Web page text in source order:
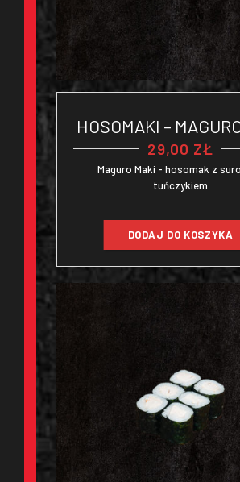
HOSOMAKI –
29,00 ZŁ
Maguro Maki - hosomak z
tuńczykiem
DODAJ DO KOSZYKA